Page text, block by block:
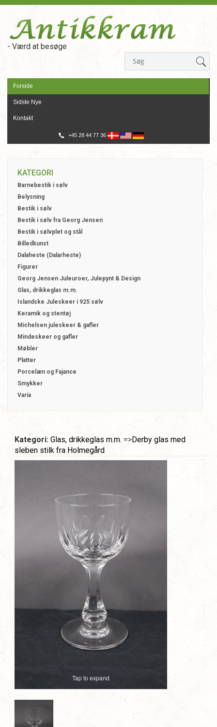
- Værd at besøge
Forside
Sidste Nye
Kontakt
+45 28 44 77 36
KATEGORI
Barnebestik i sølv
Belysning
Bestik i sølv
Bestik i sølv fra Georg Jensen
Bestik i sølvplet og stål
Billedkunst
Dalaheste (Dalarheste)
Figurer
Georg Jensen Juleuroer, Julepynt & Design
Glas, drikkeglas m.m.
Islandske Juleskeer i 925 sølv
Keramik og stentøj
Michelsen juleskeer & gafler
Mindeskeer og gafler
Møbler
Platter
Porcelæn og Fajance
Smykker
Varia
Kategori: Glas, drikkeglas m.m. =>Derby glas med
sleben stilk fra Holmegård
Tap to expand